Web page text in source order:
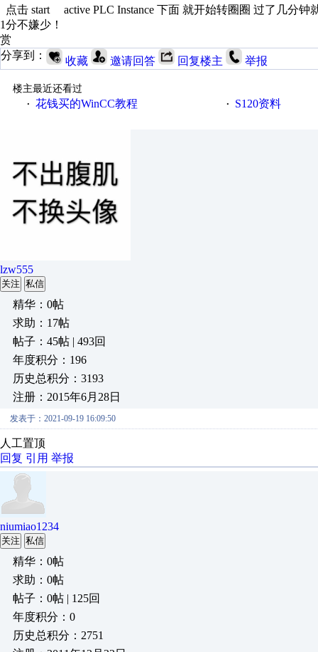
点击 start active PLC Instance 下面 就开始转圈圈 过了几分钟
1分不嫌少！
赏
分享到：
收藏 邀请回答 回复楼主 举报
楼主最近还看过
· 花钱买的WinCC教程 · S120资料
lzw555
关注 私信
精华：0帖
求助：17帖
帖子：45帖 | 493回
年度积分：196
历史总积分：3193
注册：2015年6月28日
发表于：2021-09-19 16:09:50
人工置顶
回复 引用 举报
niumiao1234
关注 私信
精华：0帖
求助：0帖
帖子：0帖 | 125回
年度积分：0
历史总积分：2751